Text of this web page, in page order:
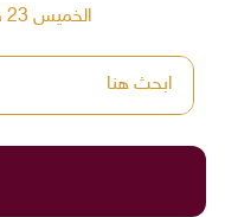
الخميس 23 صفر 1448 / 6-8-2026